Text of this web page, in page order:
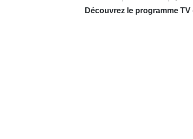
Découvrez le programme